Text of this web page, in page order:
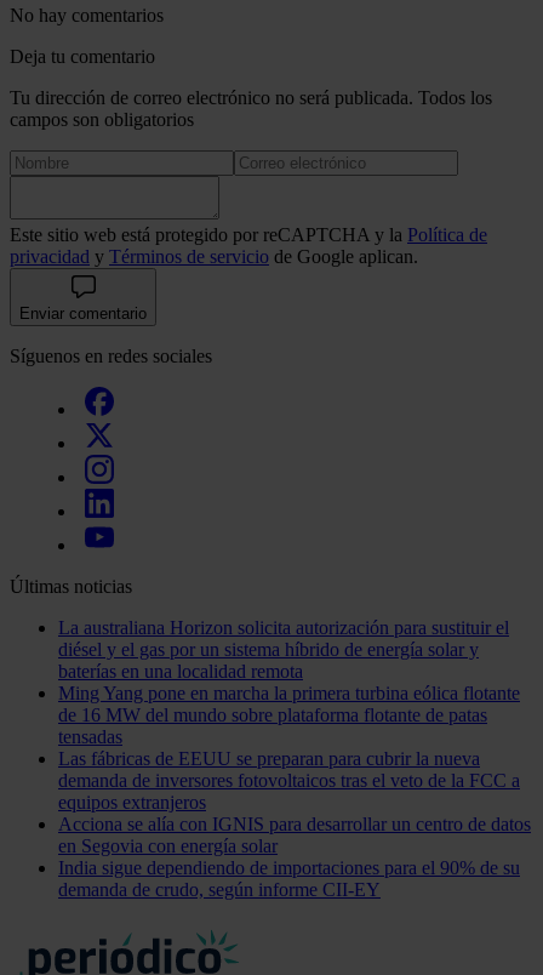
No hay comentarios
Deja tu comentario
Tu dirección de correo electrónico no será publicada. Todos los
campos son obligatorios
Este sitio web está protegido por reCAPTCHA y la Política de
privacidad y Términos de servicio de Google aplican.
Enviar comentario
Síguenos en redes sociales
Últimas noticias
La australiana Horizon solicita autorización para sustituir el
diésel y el gas por un sistema híbrido de energía solar y
baterías en una localidad remota
Ming Yang pone en marcha la primera turbina eólica flotante
de 16 MW del mundo sobre plataforma flotante de patas
tensadas
Las fábricas de EEUU se preparan para cubrir la nueva
demanda de inversores fotovoltaicos tras el veto de la FCC a
equipos extranjeros
Acciona se alía con IGNIS para desarrollar un centro de datos
en Segovia con energía solar
India sigue dependiendo de importaciones para el 90% de su
demanda de crudo, según informe CII-EY